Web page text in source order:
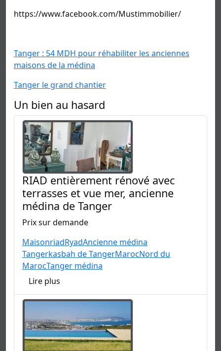
https://www.facebook.com/Mustimmobilier/
Tanger : 54 MDH pour réhabiliter les anciennes
maisons de la médina
Tanger le grand chantier
Un bien au hasard
RIAD entièrement rénové avec
terrasses et vue mer, ancienne
médina de Tanger
Prix sur demande
MaisonriadRyadAncienne médina
Tangerkasbah de TangerMarocNord du
MarocTanger médina
Lire plus